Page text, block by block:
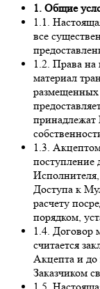
1. Общие
1.1.
все
1.2. Права на
материал
размещенных
принадлежат
1.3.
поступление
Доступа к
расчету
порядком,
1.4. Договор
считается
Акцепта и
Заказчиком